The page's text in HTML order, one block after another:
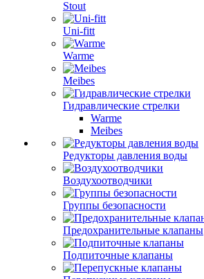
Stout
Uni-fitt
Warme
Meibes
Гидравлические стрелки
Warme
Meibes
Редукторы давления воды
Воздухоотводчики
Группы безопасности
Предохранительные клапаны
Подпиточные клапаны